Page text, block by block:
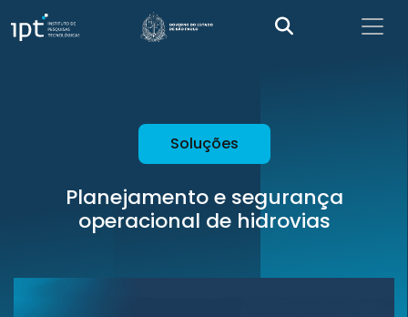
Soluções
Planejamento e segurança
operacional de hidrovias